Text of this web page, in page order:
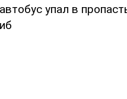
упал в